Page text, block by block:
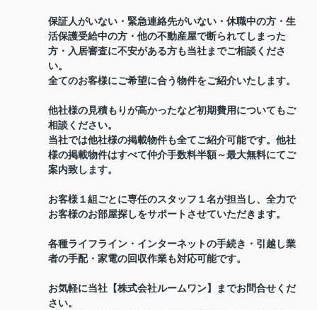
保証人がいない・緊急連絡先がいない・休職中の方・生
活保護受給中の方・他の不動産屋で断られてしまった
方・入居審査に不安がある方も当社までご相談くださ
い。
全てのお客様にご希望に合う物件をご紹介いたします。
他社様の見積もりが高かったなど初期費用についてもご
相談ください。
当社では他社様の掲載物件も全てご紹介可能です。他社
様の掲載物件はすべて仲介手数料半額～最大無料にてご
案内致します。
お客様１組ごとに専任のスタッフ１名が担当し、全力で
お客様のお部屋探しをサポートさせていただきます。
各種ライフライン・インターネットの手続き・引越し業
者の手配・家電の回収作業も対応可能です。
お気軽に当社【株式会社ルームワン】までお問合せくだ
さい。